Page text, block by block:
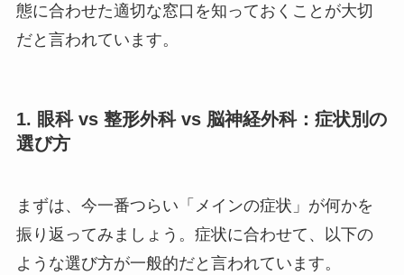
態に合わせた適切な窓口を知っておくことが大切
だと言われています。
1. 眼科 vs 整形外科 vs 脳神経外科：症状別の
選び方
まずは、今一番つらい「メインの症状」が何かを
振り返ってみましょう。症状に合わせて、以下の
ような選び方が一般的だと言われています。